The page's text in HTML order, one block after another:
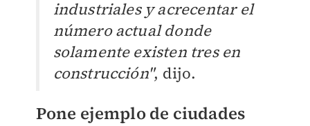
industriales y acrecentar el
número actual donde
solamente existen tres en
construcción", dijo.
Pone ejemplo de ciudades